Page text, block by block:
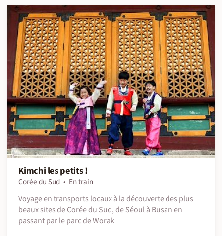
Kimchi les petits !
Corée du Sud
En train
Voyage en transports locaux à la découverte des plus
beaux sites de Corée du Sud, de Séoul à Busan en
passant par le parc de Worak